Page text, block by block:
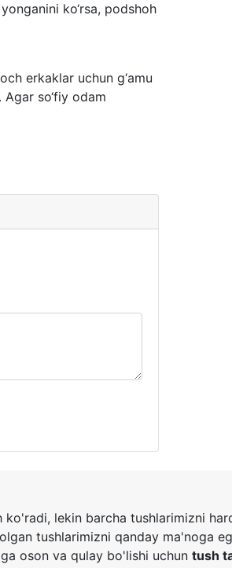
ko‘rsa, podshoh
erkaklar uchun g‘amu
so‘fiy odam
ko'radi, lekin barcha tushlarimizni
tushlarimizni qanday ma'noga
oson va qulay bo'lishi uchun tush